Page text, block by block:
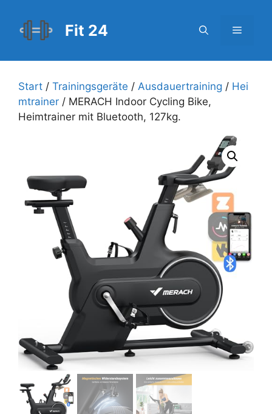
Inhalt
springen
Fit 24 Menü
Start / Trainingsgeräte / Ausdauertraining / Hei
mtrainer / MERACH Indoor Cycling Bike,
Heimtrainer mit Bluetooth, 127kg.